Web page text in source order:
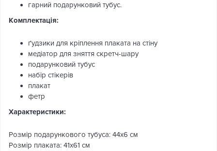
гарний подарунковий тубус.
Комплектація:
ґудзики для кріплення плаката на стіну
медіатор для зняття скретч-шару
подарунковий тубус
набір стікерів
плакат
фетр
Характеристики:
Розмір подарункового тубуса: 44х6 см
Розмір плаката: 41х61 см